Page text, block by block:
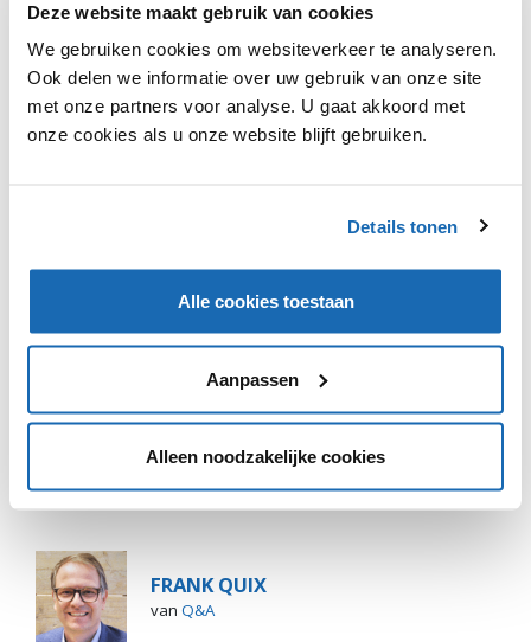
Deze website maakt gebruik van cookies
We gebruiken cookies om websiteverkeer te analyseren.
Ook delen we informatie over uw gebruik van onze site
met onze partners voor analyse. U gaat akkoord met
onze cookies als u onze website blijft gebruiken.
Details tonen
Alle cookies toestaan
Aanpassen
Alleen noodzakelijke cookies
Dit is een premium artikel en kan met eengratis
account verder gelezen worden.Klik hierom in te
loggen of te registreren.
VIND IK LEUK VIND IK LEUK
FRANK QUIX
van Q&A